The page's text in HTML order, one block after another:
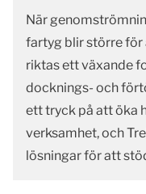
När
fartyg blir större
riktas ett växande
docknings- och
ett tryck på att öka
verksamhet, och
lösningar för att